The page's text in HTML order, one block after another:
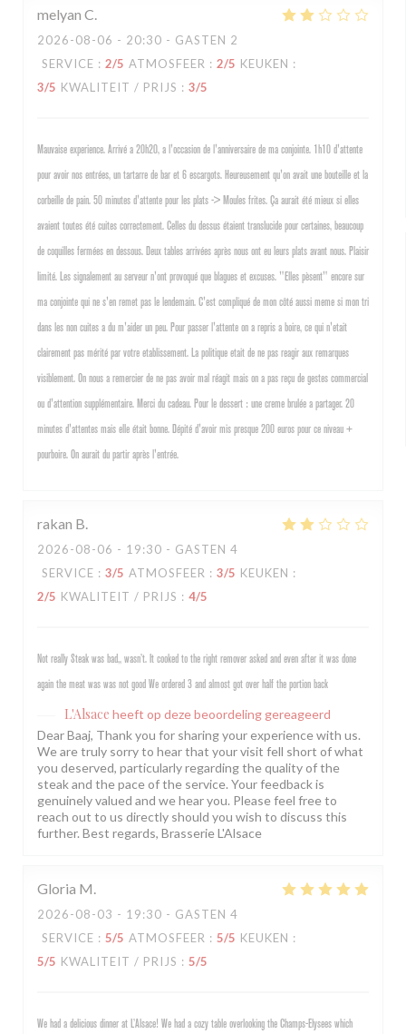
melyan C
2026-08-06 - 20:30 - GASTEN 2
SERVICE : 2/5 ATMOSFEER : 2/5 KEUKEN :
3/5 KWALITEIT / PRIJS : 3/5
Mauvaise experience. Arrivé a 20h20, a l'occasion de l'anniversaire de ma conjointe. 1h10 d'attente
pour avoir nos entrées, un tartarre de bar et 6 escargots. Heureusement qu'on avait une bouteille et la
corbeille de pain. 50 minutes d'attente pour les plats -> Moules frites. Ça aurait été mieux si elles
avaient toutes été cuites correctement. Celles du dessus étaient translucide pour certaines, beaucoup
de coquilles fermées en dessous. Deux tables arrivées après nous ont eu leurs plats avant nous. Plaisir
limité. Les signalement au serveur n'ont provoqué que blagues et excuses. "Elles pèsent" encore sur
ma conjointe qui ne s'en remet pas le lendemain. C'est compliqué de mon côté aussi meme si mon tri
dans les non cuites a du m'aider un peu. Pour passer l'attente on a repris a boire, ce qui n'etait
clairement pas mérité par votre etablissement. La politique etait de ne pas reagir aux remarques
visiblement. On nous a remercier de ne pas avoir mal réagit mais on a pas reçu de gestes commercial
ou d'attention supplémentaire. Merci du cadeau. Pour le dessert : une creme brulée a partager. 20
minutes d'attentes mais elle était bonne. Dépité d'avoir mis presque 200 euros pour ce niveau +
pourboire. On aurait du partir après l'entrée.
rakan B
2026-08-06 - 19:30 - GASTEN 4
SERVICE : 3/5 ATMOSFEER : 3/5 KEUKEN :
2/5 KWALITEIT / PRIJS : 4/5
Not really Steak was bad,, wasn’t. It cooked to the right remover asked and even after it was done
again the meat was was not good We ordered 3 and almost got over half the portion back
L'Alsace heeft op deze beoordeling gereageerd
Dear Baaj, Thank you for sharing your experience with us.
We are truly sorry to hear that your visit fell short of what
you deserved, particularly regarding the quality of the
steak and the pace of the service. Your feedback is
genuinely valued and we hear you. Please feel free to
reach out to us directly should you wish to discuss this
further. Best regards, Brasserie L'Alsace
Gloria M
2026-08-03 - 19:30 - GASTEN 4
SERVICE : 5/5 ATMOSFEER : 5/5 KEUKEN :
5/5 KWALITEIT / PRIJS : 5/5
We had a delicious dinner at L’Alsace! We had a cozy table overlooking the Champs-Elysees which